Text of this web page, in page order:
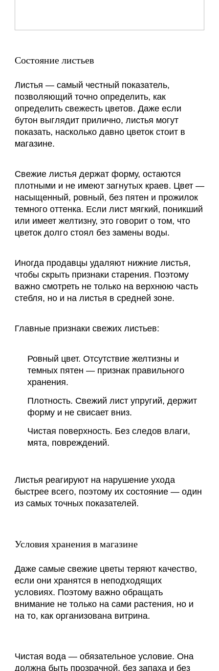
Состояние листьев
Листья — самый честный показатель,
позволяющий точно определить, как
определить свежесть цветов. Даже если
бутон выглядит прилично, листья могут
показать, насколько давно цветок стоит в
магазине.
Свежие листья держат форму, остаются
плотными и не имеют загнутых краев. Цвет —
насыщенный, ровный, без пятен и прожилок
темного оттенка. Если лист мягкий, поникший
или имеет желтизну, это говорит о том, что
цветок долго стоял без замены воды.
Иногда продавцы удаляют нижние листья,
чтобы скрыть признаки старения. Поэтому
важно смотреть не только на верхнюю часть
стебля, но и на листья в средней зоне.
Главные признаки свежих листьев:
Ровный цвет. Отсутствие желтизны и
темных пятен — признак правильного
хранения.
Плотность. Свежий лист упругий, держит
форму и не свисает вниз.
Чистая поверхность. Без следов влаги,
мята, повреждений.
Листья реагируют на нарушение ухода
быстрее всего, поэтому их состояние — один
из самых точных показателей.
Условия хранения в магазине
Даже самые свежие цветы теряют качество,
если они хранятся в неподходящих
условиях. Поэтому важно обращать
внимание не только на сами растения, но и
на то, как организована витрина.
Чистая вода — обязательное условие. Она
должна быть прозрачной, без запаха и без